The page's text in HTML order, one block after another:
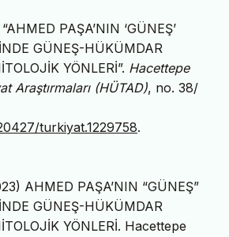
PAŞA’NIN ‘GÜNEŞ’
GÜNEŞ-HÜKÜMDAR
YÖNLERİ”. Hacettepe
Araştırmaları (HÜTAD), no. 38/
turkiyat.1229758.
AHMED PAŞA’NIN “GÜNEŞ”
GÜNEŞ-HÜKÜMDAR
YÖNLERİ. Hacettepe